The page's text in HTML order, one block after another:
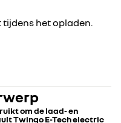
het opladen.
om de laad- en
Twingo E-Tech electric